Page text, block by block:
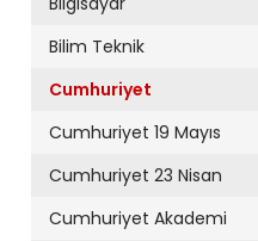
Bilim Teknik
Cumhuriyet
Cumhuriyet 19 Mayıs
Cumhuriyet 23 Nisan
Cumhuriyet Akademi